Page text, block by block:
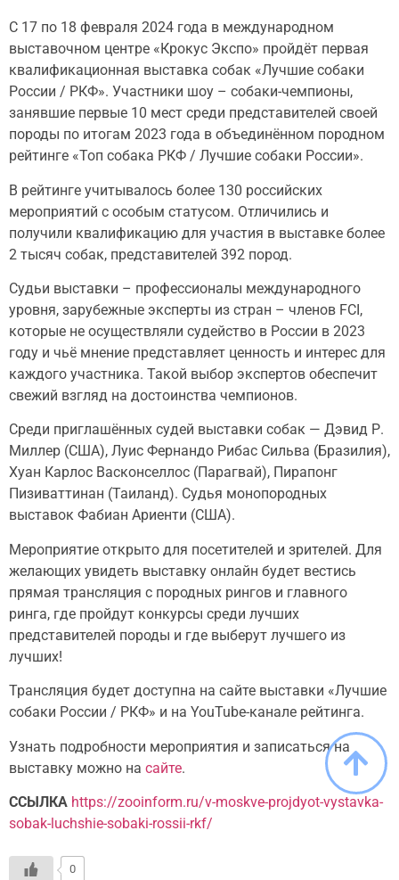
С 17 по 18 февраля 2024 года в международном
выставочном центре «Крокус Экспо» пройдёт первая
квалификационная выставка собак «Лучшие собаки
России / РКФ». Участники шоу – собаки-чемпионы,
занявшие первые 10 мест среди представителей своей
породы по итогам 2023 года в объединённом породном
рейтинге «Топ собака РКФ / Лучшие собаки России».
В рейтинге учитывалось более 130 российских
мероприятий с особым статусом. Отличились и
получили квалификацию для участия в выставке более
2 тысяч собак, представителей 392 пород.
Судьи выставки – профессионалы международного
уровня, зарубежные эксперты из стран – членов FCI,
которые не осуществляли судейство в России в 2023
году и чьё мнение представляет ценность и интерес для
каждого участника. Такой выбор экспертов обеспечит
свежий взгляд на достоинства чемпионов.
Среди приглашённых судей выставки собак — Дэвид Р.
Миллер (США), Луис Фернандо Рибас Сильва (Бразилия),
Хуан Карлос Васконселлос (Парагвай), Пирапонг
Пизиваттинан (Таиланд). Судья монопородных
выставок Фабиан Ариенти (США).
Мероприятие открыто для посетителей и зрителей. Для
желающих увидеть выставку онлайн будет вестись
прямая трансляция с породных рингов и главного
ринга, где пройдут конкурсы среди лучших
представителей породы и где выберут лучшего из
лучших!
Трансляция будет доступна на сайте выставки «Лучшие
собаки России / РКФ» и на YouTube-канале рейтинга.
Узнать подробности мероприятия и записаться на
выставку можно на сайте.
ССЫЛКА https://zooinform.ru/v-moskve-projdyot-vystavka-
sobak-luchshie-sobaki-rossii-rkf/
0